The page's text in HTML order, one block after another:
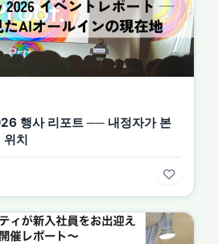
행사 리포트 ── 내정자가 본
위치